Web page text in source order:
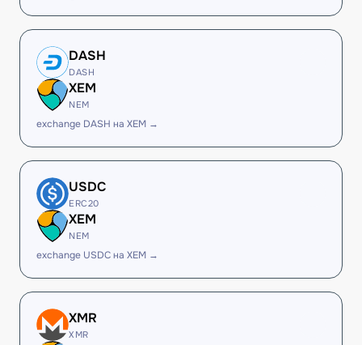
DASH
DASH
XEM
NEM
exchange DASH на XEM →
USDC
ERC20
XEM
NEM
exchange USDC на XEM →
XMR
XMR